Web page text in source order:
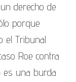
derecho de
porque
el Tribunal
Roe contra
es una burda